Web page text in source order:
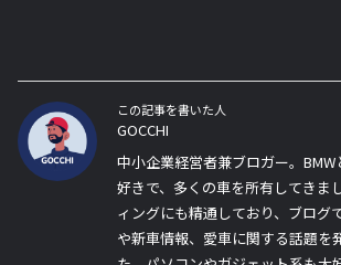
この記事を書いた人
GOCCHI
中小企業経営者兼ブロガー。
好きで、多くの車を所有してきま
ィングにも精通しており、ブログ
や新車情報、愛車に関する話題を